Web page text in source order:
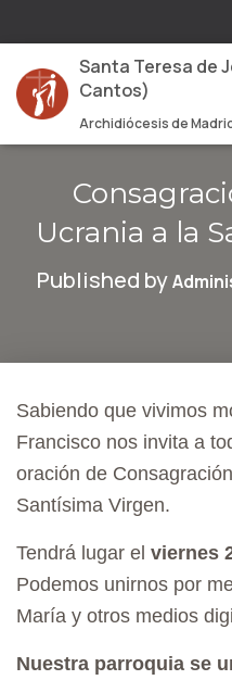
Santa Teresa de
Cantos)
Archidiócesis de
Ucrania a la
Published by
Sabiendo que vivimos
Francisco nos invita a
oración de
Santísima Virgen.
Tendrá lugar el viernes
Podemos unirnos por
María y otros medios
Nuestra parroquia se